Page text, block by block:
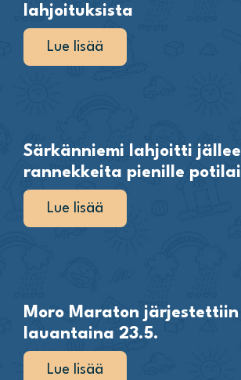
lahjoituksista
Lue lisää
Särkänniemi lahjoitti
rannekkeita pienille
Lue lisää
Moro Maraton järjestettiin
lauantaina 23.5.
Lue lisää